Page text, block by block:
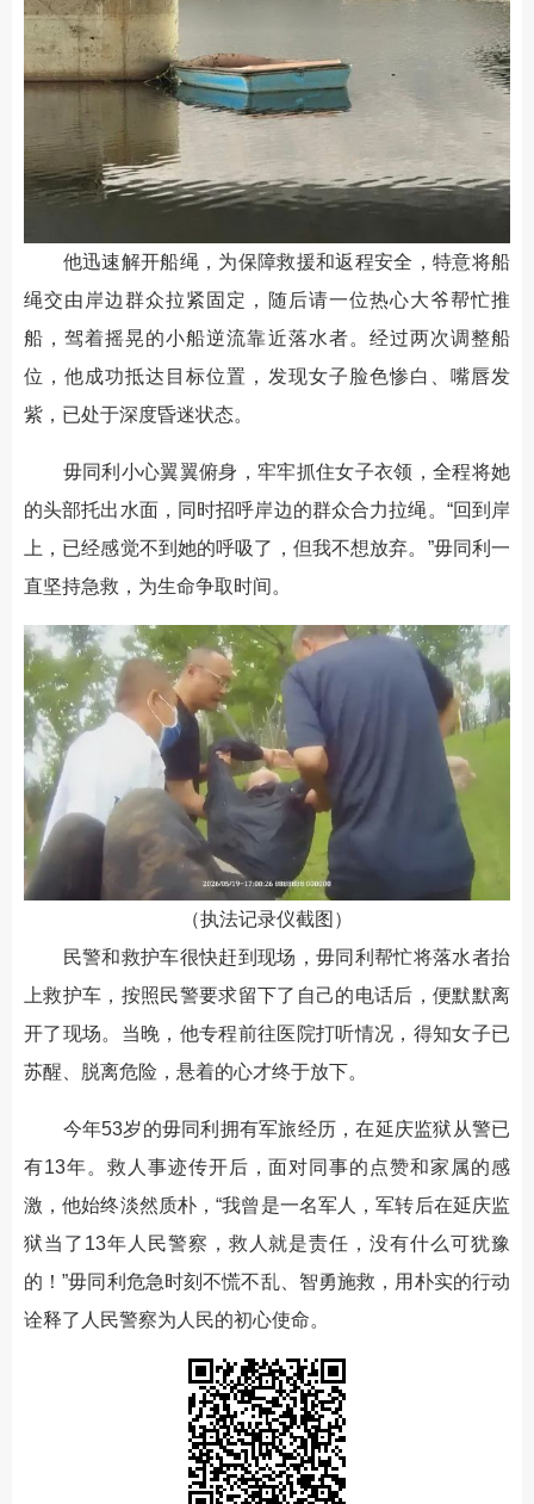
他迅速解开船绳，为保障救援和返程安全，特意将船
绳交由岸边群众拉紧固定，随后请一位热心大爷帮忙推
船，驾着摇晃的小船逆流靠近落水者。经过两次调整船
位，他成功抵达目标位置，发现女子脸色惨白、嘴唇发
紫，已处于深度昏迷状态。
毋同利小心翼翼俯身，牢牢抓住女子衣领，全程将她
的头部托出水面，同时招呼岸边的群众合力拉绳。“回到岸
上，已经感觉不到她的呼吸了，但我不想放弃。”毋同利一
直坚持急救，为生命争取时间。
（执法记录仪截图）
民警和救护车很快赶到现场，毋同利帮忙将落水者抬
上救护车，按照民警要求留下了自己的电话后，便默默离
开了现场。当晚，他专程前往医院打听情况，得知女子已
苏醒、脱离危险，悬着的心才终于放下。
今年53岁的毋同利拥有军旅经历，在延庆监狱从警已
有13年。救人事迹传开后，面对同事的点赞和家属的感
激，他始终淡然质朴，“我曾是一名军人，军转后在延庆监
狱当了13年人民警察，救人就是责任，没有什么可犹豫
的！”毋同利危急时刻不慌不乱、智勇施救，用朴实的行动
诠释了人民警察为人民的初心使命。